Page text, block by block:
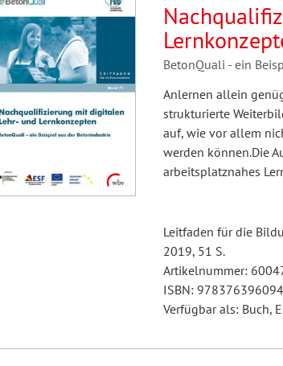
BetonQuali - ein
Anlernen allein
strukturierte
auf, wie vor allem
werden können.Die
arbeitsplatznahes
Leitfaden für die
2019, 51 S.
Artikelnummer:
ISBN:
Verfügbar als: Buch,